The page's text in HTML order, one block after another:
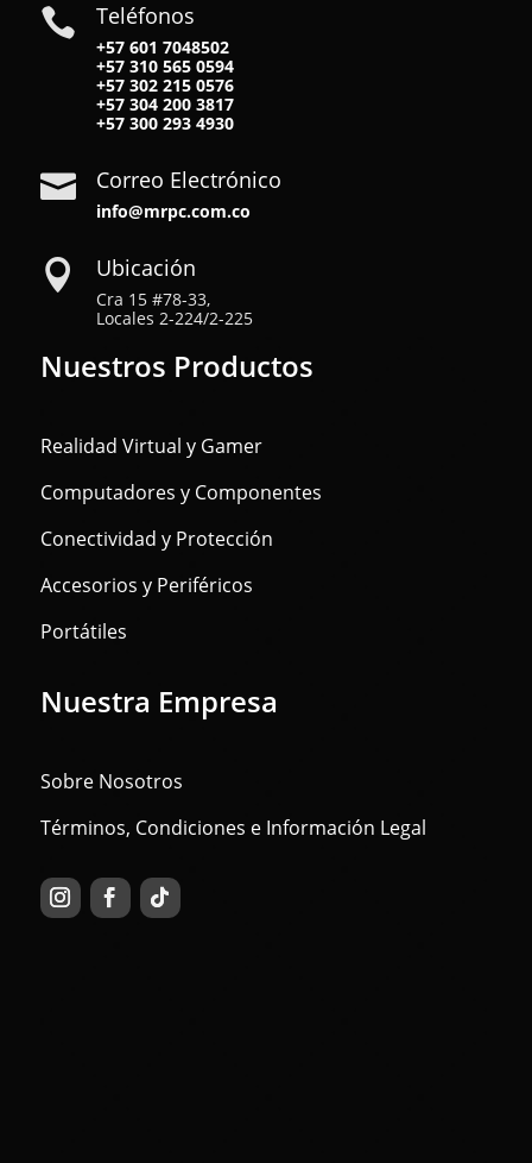
 Teléfonos
+57 601 7048502
+57310 565 0594
+57302 215 0576
+57304 200 3817
+57300 293 4930
 Correo Electrónico
info@mrpc.com.co
 Ubicación
Cra 15 #78-33,
Locales 2-224/2-225
Nuestros Productos
Realidad Virtual y Gamer
Computadores y Componentes
Conectividad y Protección
Accesorios y Periféricos
Portátiles
Nuestra Empresa
Sobre Nosotros
Términos, Condiciones e Información Legal